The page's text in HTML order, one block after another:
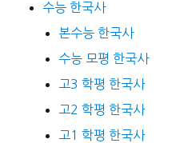
수능 한국사
본수능 한국사
수능 모평 한국사
고3 학평 한국사
고2 학평 한국사
고1 학평 한국사